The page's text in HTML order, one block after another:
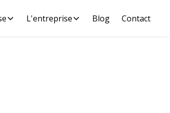
L'entreprise Blog Contact
la